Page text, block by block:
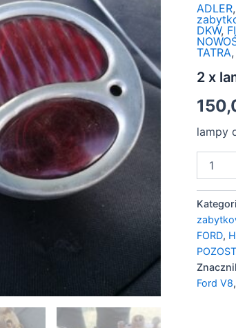
ADLER,
DKW,
TATRA
2 x
lampy
lampy
tył
-
,etc.-
40
FORD,
Ford V8,